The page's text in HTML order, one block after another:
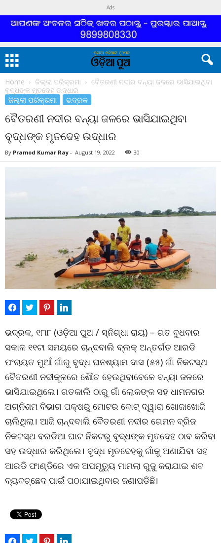
Ads
Home ଜିଲ୍ଲା ପରିକ୍ରମା
ବୈତରଣୀ ନଦୀର ବନ୍ୟା ଜଳରେ ଭାସିଯାଇଥିବା
ବୃଦ୍ଧଙ୍କ ମୃତଦେହ ଉଦ୍ଧାର
ଜିଲ୍ଲା ପରିକ୍ରମା ଭଦ୍ରକ
ବୈତରଣୀ ନଦୀର ବନ୍ୟା ଜଳରେ ଭାସିଯାଇଥିବା
ବୃଦ୍ଧଙ୍କ ମୃତଦେହ ଉଦ୍ଧାର
By Pramod Kumar Ray - August 19, 2022 30
ଭଦ୍ରକ, ୧୮ା୮ (ଓଡ଼ିଆ ପୁଅ / ସ୍ନିଗ୍ଧା ରାୟ) – ଗତ ବୁଧବାର
ସକାଳ ୧୧ଟା ସମୟରେ ଚାନ୍ଦବାଲି ବ୍ଲକ୍ ଅନ୍ତର୍ଗତ ଆରଡି
ପଂଚାୟତ ମୁଆଁ ଗାଁରୁ ବୃଦ୍ଧ ଘନଶ୍ୟାମ ଦାସ (୫୫) ଗାଁ ନିକଟସ୍ଥ
ବୈତରଣୀ ନଦୀକୂଳରେ ଶୌଚ ହେଉଥିବାବେଳେ ବନ୍ୟା ଜଳରେ
ଭାସିଯାଇଥିଲେ। ଗତକାଲି ଠାରୁ ଗାଁ ଲୋକଙ୍କ ସହ ଧାମନଗର
ଅଗ୍ନିଶମ ବିଭାଗ ପକ୍ଷରୁ ମୋଟର ବୋଟ୍ ଦ୍ୱାରା ଖୋଜାଖୋଜି
ଚାଲିଥିଲା। ଆଜି ଚାନ୍ଦବାଲି ବୈତରଣୀ ନଦୀର ଗେମନ ବ୍ରିଜ
ନିକଟସ୍ଥ ବରଡିଆ ଘାଟ ନିକଟରୁ ବୃଦ୍ଧଙ୍କ ମୃତଦେହ ଠାବ କରିବା
ସହ ଉଦ୍ଧାର କରିଥିଲେ। ବୃଦ୍ଧ ମୃତଦେହକୁ ଗାଁକୁ ଅଣାଯିବା ସହ
ଆରଡି ଫାଣ୍ଡିରେ ଏକ ଅପମୃତ୍ୟୁ ମାମଲା ରୁଜୁ କରାଯାଇ ଶବ
ବ୍ୟବଚ୍ଛେଦ ପାଇଁ ପଠାଯାଇଥିବାର ଜଣାପଡିଛି।